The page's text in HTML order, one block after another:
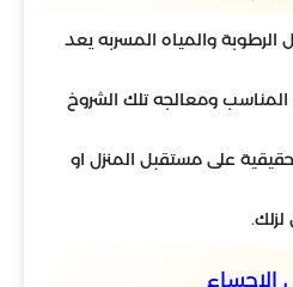
والمياه المسربه يعد
ومعالجه تلك الشروخ
على مستقبل المنزل او
الاحساء